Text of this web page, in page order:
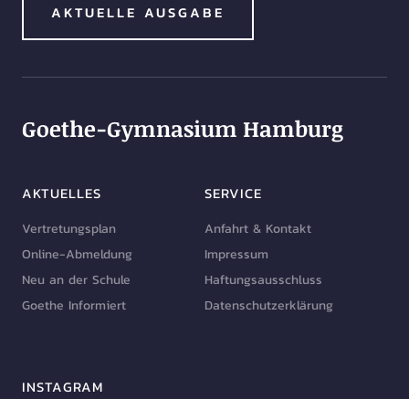
AKTUELLE AUSGABE
Goethe-Gymnasium Hamburg
AKTUELLES
Vertretungsplan
Online-Abmeldung
Neu an der Schule
Goethe Informiert
SERVICE
Anfahrt & Kontakt
Impressum
Haftungsausschluss
Datenschutzerklärung
INSTAGRAM